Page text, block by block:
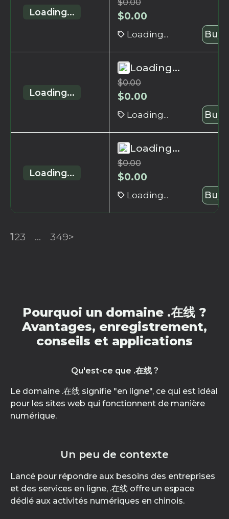
Loading...
$0.00
$0.00
Loading... Buy
Loading...
Loading...
$0.00
$0.00
Loading... Buy
Loading...
Loading...
$0.00
$0.00
Loading... Buy
123 ... 349>
Pourquoi un domaine .在线 ?
Avantages, enregistrement,
conseils et applications
Qu'est-ce que .在线 ?
Le domaine .在线 signifie "en ligne", ce qui est idéal
pour les sites web qui fonctionnent de manière
numérique.
Un peu de contexte
Lancé pour répondre aux besoins des entreprises
et des services en ligne, .在线 offre un espace
dédié aux activités numériques en chinois.